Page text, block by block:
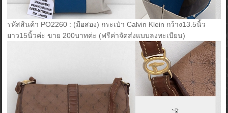
รหัสสินค้า PO2260 : (มือสอง) กระเป๋า Calvin Klein กว้าง13.5นิ้ว
ยาว15นิ้วค่ะ ขาย 200บาทค่ะ (ฟรีค่าจัดส่งแบบลงทะเบียน)